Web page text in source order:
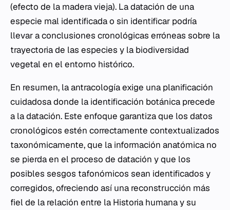
(efecto de la madera vieja). La datación de una
especie mal identificada o sin identificar podría
llevar a conclusiones cronológicas erróneas sobre la
trayectoria de las especies y la biodiversidad
vegetal en el entorno histórico.
En resumen, la antracología exige una planificación
cuidadosa donde la identificación botánica precede
a la datación. Este enfoque garantiza que los datos
cronológicos estén correctamente contextualizados
taxonómicamente, que la información anatómica no
se pierda en el proceso de datación y que los
posibles sesgos tafonómicos sean identificados y
corregidos, ofreciendo así una reconstrucción más
fiel de la relación entre la Historia humana y su